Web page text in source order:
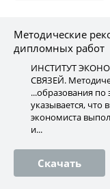
Методические
дипломных работ
ИНСТИТУТ
СВЯЗЕЙ.
...образования
указывается, что
экономиста
и...
Скачать